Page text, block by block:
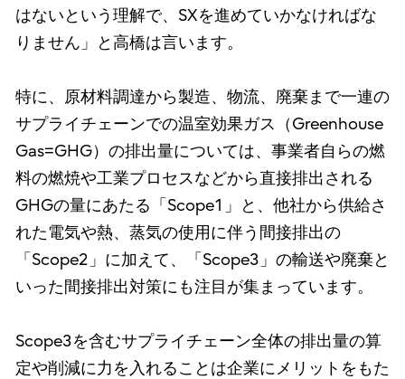
はないという理解で、SXを進めていかなければな
りません」と高橋は言います。
特に、原材料調達から製造、物流、廃棄まで一連の
サプライチェーンでの温室効果ガス（Greenhouse
Gas=GHG）の排出量については、事業者自らの燃
料の燃焼や工業プロセスなどから直接排出される
GHGの量にあたる「Scope1」と、他社から供給さ
れた電気や熱、蒸気の使用に伴う間接排出の
「Scope2」に加えて、「Scope3」の輸送や廃棄と
いった間接排出対策にも注目が集まっています。
Scope3を含むサプライチェーン全体の排出量の算
定や削減に力を入れることは企業にメリットをもた